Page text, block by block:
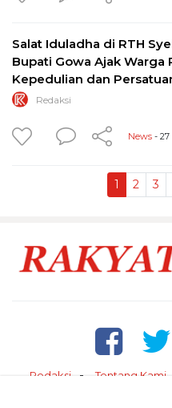
Salat Iduladha di RTH
Bupati Gowa Ajak Warga
Kepedulian dan
Redaksi
News - 27
1 2 3
Redaksi Tentang Kami